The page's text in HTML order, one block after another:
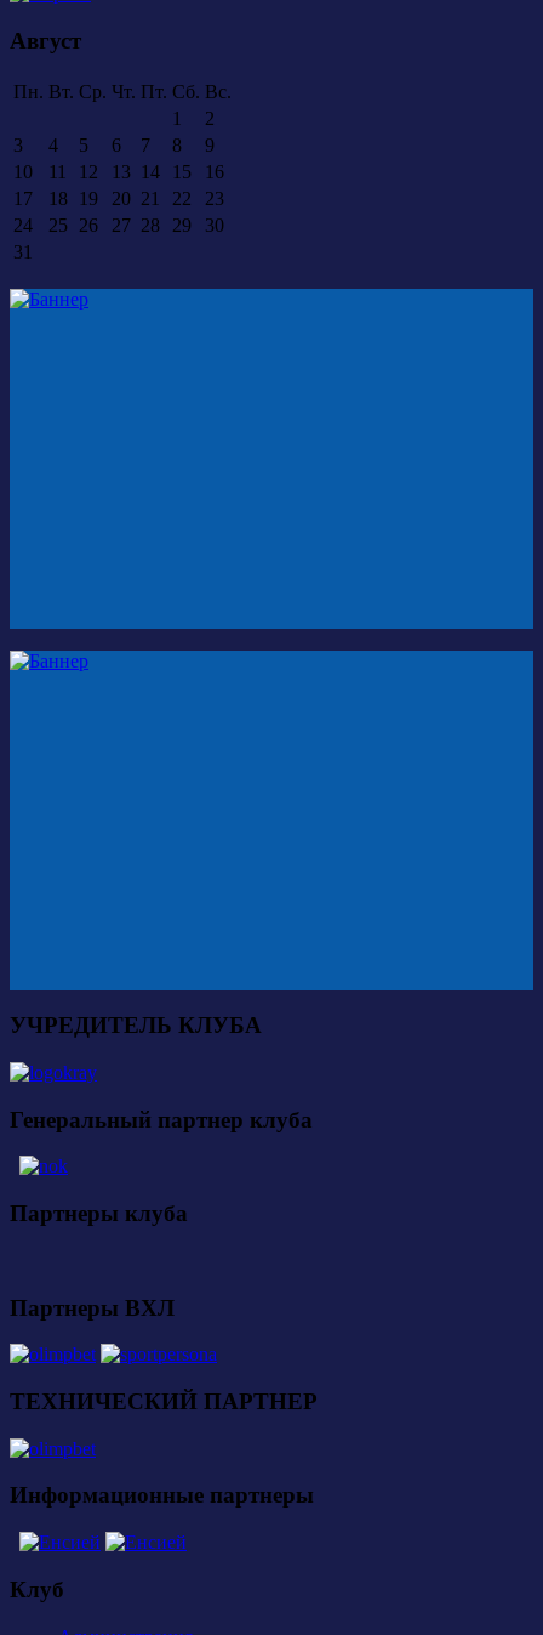
Август
Пн. Вт. Ср. Чт. Пт. Сб. Вс.
1
2
3
4 5 6 7 8
9
10
11 12 13 14 15
16
17
18 19 20 21 22
23
24
25 26 27 28 29
30
31
УЧРЕДИТЕЛЬ КЛУБА
Генеральный партнер клуба
Партнеры клуба
Партнеры ВХЛ
ТЕХНИЧЕСКИЙ ПАРТНЕР
Информационные партнеры
Клуб